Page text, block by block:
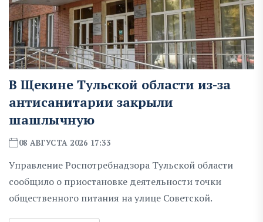
В Щекине Тульской области из-за
антисанитарии закрыли
шашлычную
08 АВГУСТА 2026 17:33
Управление Роспотребнадзора Тульской области
сообщило о приостановке деятельности точки
общественного питания на улице Советской.